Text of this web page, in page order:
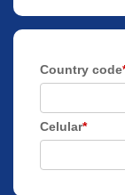
Country code
*
Celular